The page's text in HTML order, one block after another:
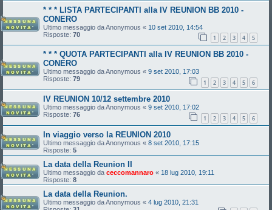
* * * LISTA PARTECIPANTI alla IV REUNION BB 2010 -
CONERO
Ultimo messaggio daAnonymous « 10 set 2010, 14:54
Risposte: 70 1 2 3 4 5
* * * QUOTA PARTECIPANTI alla IV REUNION BB 2010 -
CONERO
Ultimo messaggio daAnonymous « 9 set 2010, 17:03
Risposte: 79 1 2 3 4 5 6
IV REUNION 10/12 settembre 2010
Ultimo messaggio daAnonymous « 9 set 2010, 17:02
Risposte: 76 1 2 3 4 5 6
In viaggio verso la REUNION 2010
Ultimo messaggio daAnonymous « 8 set 2010, 17:15
Risposte: 5
La data della Reunion II
Ultimo messaggio da ceccomannaro « 18 lug 2010, 19:11
Risposte: 8
La data della Reunion.
Ultimo messaggio daAnonymous « 4 lug 2010, 21:31